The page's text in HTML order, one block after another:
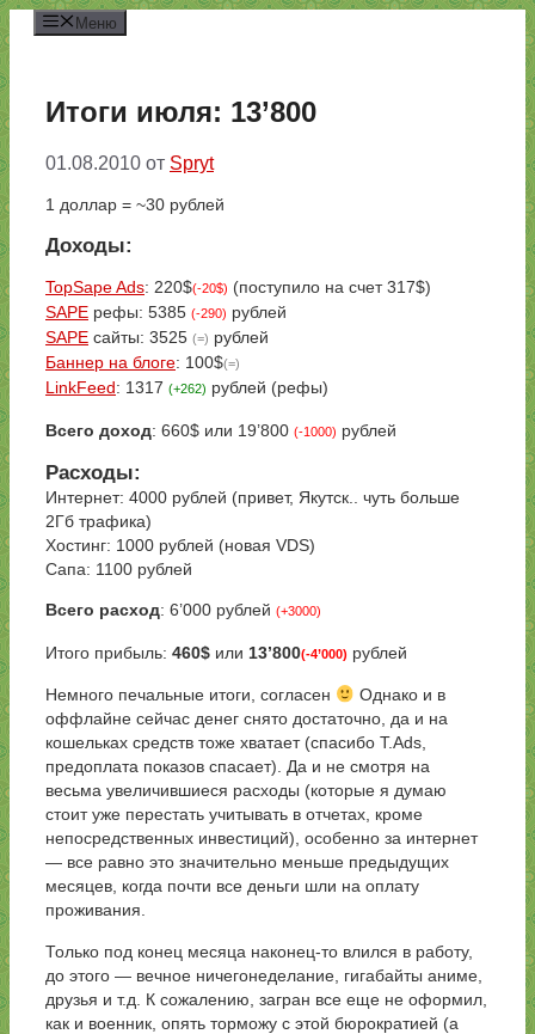
Перейти
к
содержимому
Меню
Итоги июля: 13’800
01.08.2010 от Spryt
1 доллар = ~30 рублей
Доходы:
TopSape Ads: 220$(-20$) (поступило на счет 317$)
SAPE рефы: 5385 (-290) рублей
SAPE сайты: 3525 (=) рублей
Баннер на блоге: 100$(=)
LinkFeed: 1317 (+262) рублей (рефы)
Всего доход: 660$ или 19’800 (-1000) рублей
Расходы:
Интернет: 4000 рублей (привет, Якутск.. чуть больше
2Гб трафика)
Хостинг: 1000 рублей (новая VDS)
Сапа: 1100 рублей
Всего расход: 6’000 рублей (+3000)
Итого прибыль: 460$ или 13’800(-4’000) рублей
Немного печальные итоги, согласен
Однако и в
оффлайне сейчас денег снято достаточно, да и на
кошельках средств тоже хватает (спасибо T.Ads,
предоплата показов спасает). Да и не смотря на
весьма увеличившиеся расходы (которые я думаю
стоит уже перестать учитывать в отчетах, кроме
непосредственных инвестиций), особенно за интернет
— все равно это значительно меньше предыдущих
месяцев, когда почти все деньги шли на оплату
проживания.
Только под конец месяца наконец-то влился в работу,
до этого — вечное ничегонеделание, гигабайты аниме,
друзья и т.д. К сожалению, загран все еще не оформил,
как и военник, опять торможу с этой бюрократией (а